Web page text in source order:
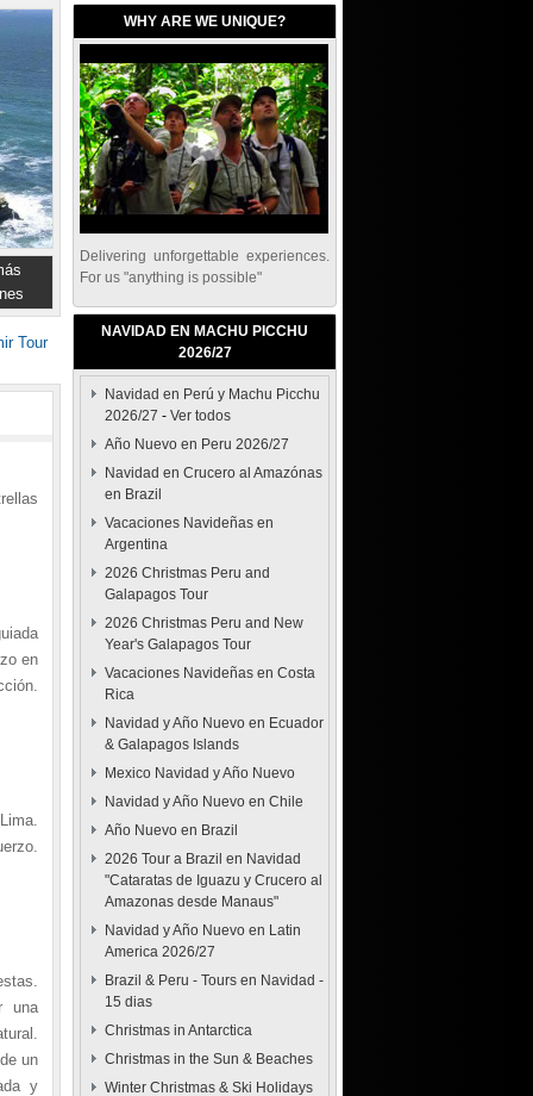
Tour
en
una
un
y
WHY ARE WE UNIQUE?
Delivering unforgettable experiences.
For us "anything is possible"
NAVIDAD EN MACHU PICCHU
2026/27
Navidad en Perú y Machu Picchu
2026/27 - Ver todos
Año Nuevo en Peru 2026/27
Navidad en Crucero al Amazónas
en Brazil
Vacaciones Navideñas en
Argentina
2026 Christmas Peru and
Galapagos Tour
2026 Christmas Peru and New
Year's Galapagos Tour
Vacaciones Navideñas en Costa
Rica
Navidad y Año Nuevo en Ecuador
& Galapagos Islands
Mexico Navidad y Año Nuevo
Navidad y Año Nuevo en Chile
Año Nuevo en Brazil
2026 Tour a Brazil en Navidad
"Cataratas de Iguazu y Crucero al
Amazonas desde Manaus"
Navidad y Año Nuevo en Latin
America 2026/27
Brazil & Peru - Tours en Navidad -
15 dias
Christmas in Antarctica
Christmas in the Sun & Beaches
Winter Christmas & Ski Holidays